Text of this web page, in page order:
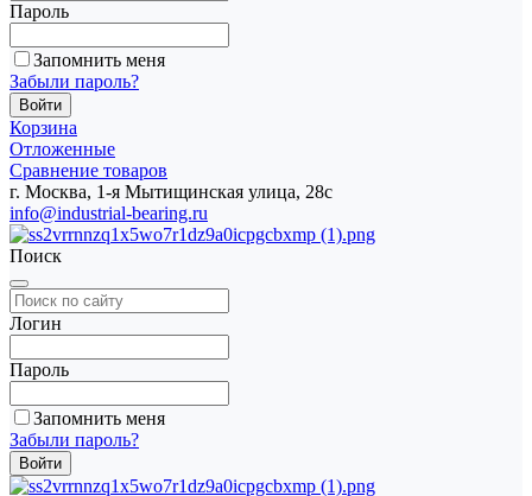
Пароль
Запомнить меня
Забыли пароль?
Корзина
Отложенные
Сравнение товаров
г. Москва, 1-я Мытищинская улица, 28с
info@industrial-bearing.ru
Поиск
Логин
Пароль
Запомнить меня
Забыли пароль?